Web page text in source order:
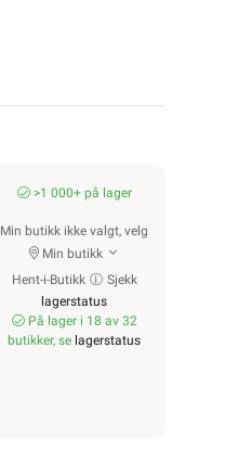
>1 000+ på lager
Min butikk ikke valgt, velg
Min butikk
Hent-i-Butikk
Sjekk
lagerstatus
På lager i 18 av 32
butikker, se lagerstatus